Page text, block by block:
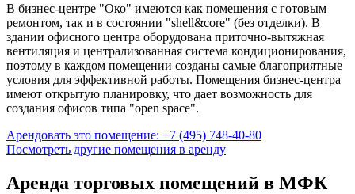
В бизнес-центре "Око" имеются как помещения с готовым
ремонтом, так и в состоянии "shell&core" (без отделки). В
здании офисного центра оборудована приточно-вытяжная
вентиляция и централизованная система кондиционирования,
поэтому в каждом помещении созданы самые благоприятные
условия для эффективной работы. Помещения бизнес-центра
имеют открытую планировку, что дает возможность для
создания офисов типа "open space".
Арендовать это помещение: +7 (495) 748-40-80
Посмотреть другие помещения в аренду
Аренда торговых помещений в МФК